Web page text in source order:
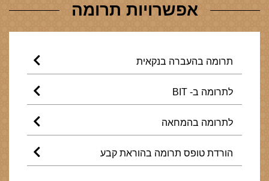
אפשרויות תרומה
תרומה בהעברה בנקאית
לתרומה ב- BIT
לתרומה בהמחאה
הורדת טופס תרומה בהוראת קבע